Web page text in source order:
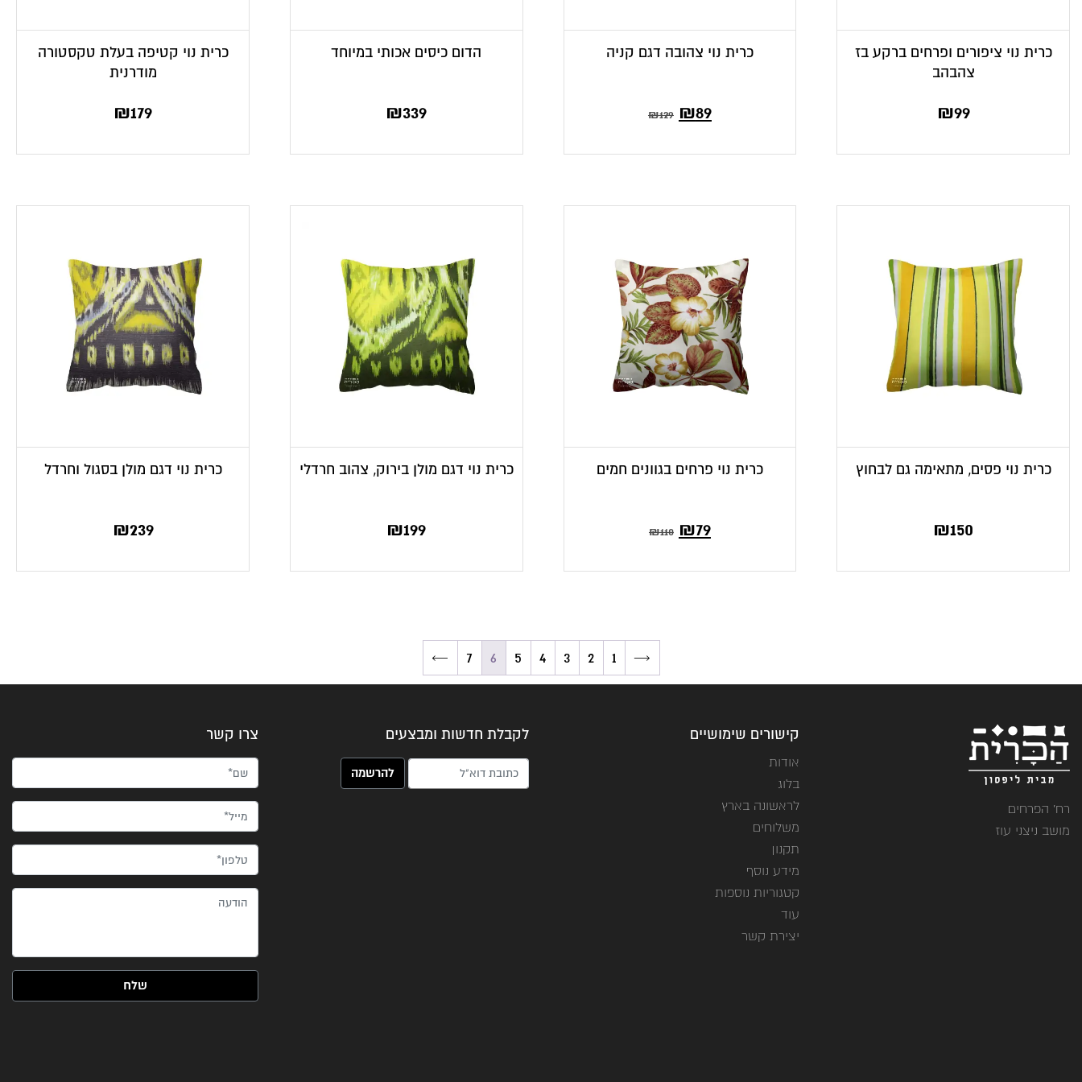
כרית נוי ציפורים ופרחים ברקע בז
צהבהב
₪99
כרית נוי צהובה דגם קניה
₪129 המחיר
₪129.
₪89המחיר
₪89.
הדום כיסים אכותי במיוחד
₪339
כרית נוי קטיפה בעלת טקסטורה
מודרנית
₪179
כרית נוי פסים, מתאימה גם לבחוץ
₪150
כרית נוי פרחים בגוונים חמים
₪110 ₪79
כרית נוי דגם מולן בירוק, צהוב חרדלי
₪199
כרית נוי דגם מולן בסגול וחרדל
₪239
→
1
2
3
4
5
6
7
←
רח' הפרחים
מושב ניצני עוז
קישורים שימושיים
אודות
בלוג
לראשונה בארץ
משלוחים
תקנון
מידע נוסף
קטגוריות נוספות
עוד
יצירת קשר
לקבלת חדשות ומבצעים
האימייל שלך (חובה)
צרו קשר
שם*
מייל*
טלפון*
הודעה